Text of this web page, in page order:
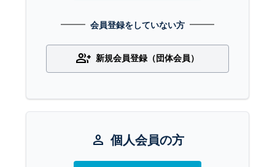
会員登録をしていない方
group_add 新規会員登録（団体会員）
person 個人会員の方